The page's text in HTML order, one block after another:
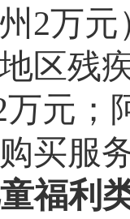
2万元
区残
万元
买服
福利